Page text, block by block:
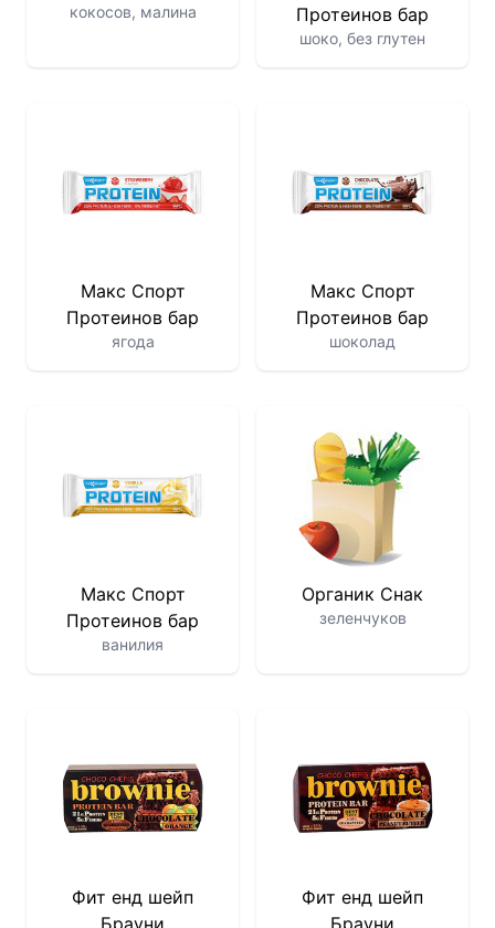
кокосов, малина
Протеинов бар
шоко, без глутен
Макс Спорт
Протеинов бар
ягода
Макс Спорт
Протеинов бар
шоколад
Макс Спорт
Протеинов бар
ванилия
Органик Снак
зеленчуков
Фит енд шейп
Брауни
Фит енд шейп
Брауни